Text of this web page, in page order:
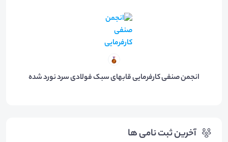
آخرین ثبت نامی ها
انجمن صنفی کارفرمایی قابهای سبک فولادی سرد نورد شده